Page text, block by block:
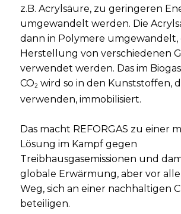
z.B. Acrylsäure, zu geringeren
umgewandelt werden. Die
dann in Polymere umgewandelt,
Herstellung von verschiedenen
verwendet werden. Das im
CO2 wird so in den Kunststoffen,
verwenden, immobilisiert.
Das macht REFORGAS zu einer
Lösung im Kampf gegen
Treibhausgasemissionen und
globale Erwärmung, aber vor
Weg, sich an einer nachhaltigen
beteiligen.